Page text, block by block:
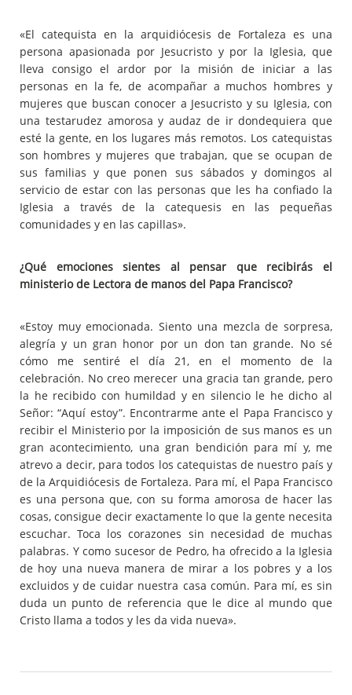
«El catequista en la arquidiócesis de Fortaleza es una
persona apasionada por Jesucristo y por la Iglesia, que
lleva consigo el ardor por la misión de iniciar a las
personas en la fe, de acompañar a muchos hombres y
mujeres que buscan conocer a Jesucristo y su Iglesia, con
una testarudez amorosa y audaz de ir dondequiera que
esté la gente, en los lugares más remotos. Los catequistas
son hombres y mujeres que trabajan, que se ocupan de
sus familias y que ponen sus sábados y domingos al
servicio de estar con las personas que les ha confiado la
Iglesia a través de la catequesis en las pequeñas
comunidades y en las capillas».
¿Qué emociones sientes al pensar que recibirás el
ministerio de Lectora de manos del Papa Francisco?
«Estoy muy emocionada. Siento una mezcla de sorpresa,
alegría y un gran honor por un don tan grande. No sé
cómo me sentiré el día 21, en el momento de la
celebración. No creo merecer una gracia tan grande, pero
la he recibido con humildad y en silencio le he dicho al
Señor: “Aquí estoy”. Encontrarme ante el Papa Francisco y
recibir el Ministerio por la imposición de sus manos es un
gran acontecimiento, una gran bendición para mí y, me
atrevo a decir, para todos los catequistas de nuestro país y
de la Arquidiócesis de Fortaleza. Para mí, el Papa Francisco
es una persona que, con su forma amorosa de hacer las
cosas, consigue decir exactamente lo que la gente necesita
escuchar. Toca los corazones sin necesidad de muchas
palabras. Y como sucesor de Pedro, ha ofrecido a la Iglesia
de hoy una nueva manera de mirar a los pobres y a los
excluidos y de cuidar nuestra casa común. Para mí, es sin
duda un punto de referencia que le dice al mundo que
Cristo llama a todos y les da vida nueva».